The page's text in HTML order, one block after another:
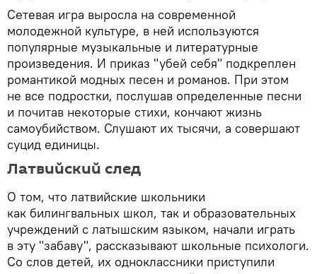
Сетевая игра выросла на современной
молодежной культуре, в ней используются
популярные музыкальные и литературные
произведения. И приказ "убей себя" подкреплен
романтикой модных песен и романов. При этом
не все подростки, послушав определенные песни
и почитав некоторые стихи, кончают жизнь
самоубийством. Слушают их тысячи, а совершают
суцид единицы.
Латвийский след
О том, что латвийские школьники
как билингвальных школ, так и образовательных
учреждений с латышским языком, начали играть
в эту "забаву", рассказывают школьные психологи.
Со слов детей, их одноклассники приступили